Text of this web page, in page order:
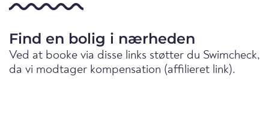
Find en bolig i nærheden
Ved at booke via disse links støtter du Swimcheck,
da vi modtager kompensation (affilieret link).